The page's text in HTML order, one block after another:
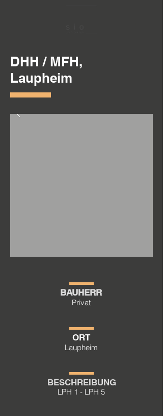
DHH / MFH,
Laupheim
BAUHERR
Privat
ORT
Laupheim
BESCHREIBUNG
LPH 1 - LPH 5